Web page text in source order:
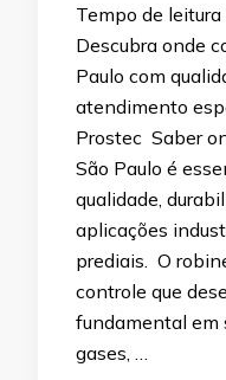
Tempo de leitura
Descubra onde
Paulo com
atendimento
Prostec Saber
São Paulo é
qualidade,
aplicações
prediais. O
controle que
fundamental em
gases, …